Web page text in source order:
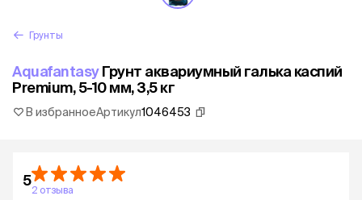
Грунты
AquafantasyГрунт аквариумный галька каспий
Premium, 5-10 мм, 3,5 кг
В избранноеАртикул1046453
5
2 отзыва